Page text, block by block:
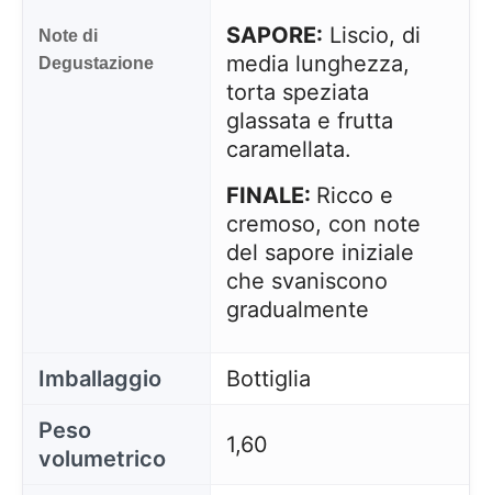
Note di
Degustazione
SAPORE: Liscio, di
media lunghezza,
torta speziata
glassata e frutta
caramellata.
FINALE: Ricco e
cremoso, con note
del sapore iniziale
che svaniscono
gradualmente
Imballaggio
Bottiglia
Peso
volumetrico
1,60